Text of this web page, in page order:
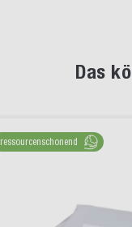
Das
ressourcenschonend